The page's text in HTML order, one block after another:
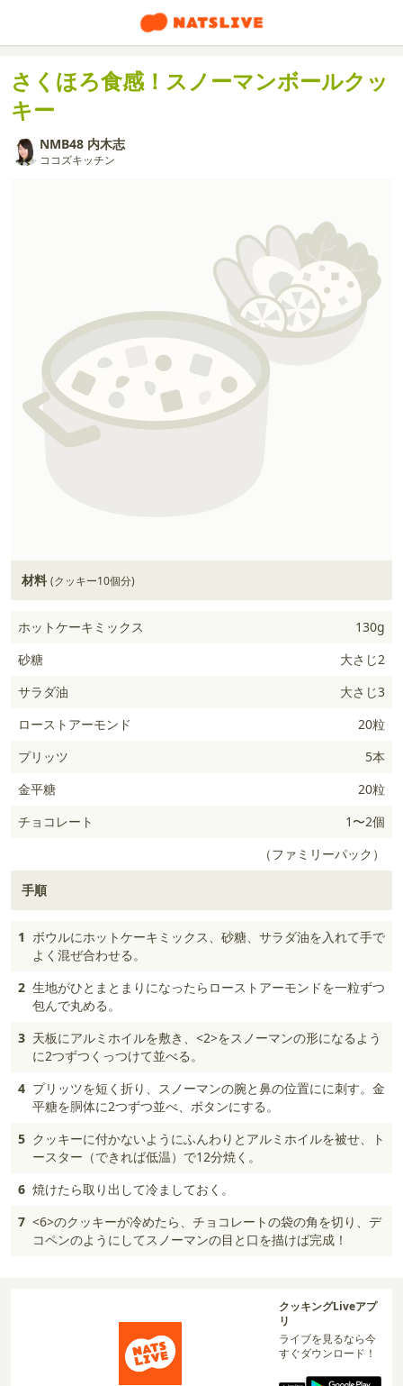
さくほろ食感！スノーマンボールクッ
キー
NMB48 内木志
ココズキッチン
材料 (クッキー10個分)
ホットケーキミックス
130g
砂糖
大さじ2
サラダ油
大さじ3
ローストアーモンド
20粒
プリッツ
5本
金平糖
20粒
チョコレート
1〜2個
（ファミリーパック）
手順
1 ボウルにホットケーキミックス、砂糖、サラダ油を入れて手で
よく混ぜ合わせる。
2 生地がひとまとまりになったらローストアーモンドを一粒ずつ
包んで丸める。
3 天板にアルミホイルを敷き、<2>をスノーマンの形になるよう
に2つずつくっつけて並べる。
4 プリッツを短く折り、スノーマンの腕と鼻の位置にに刺す。金
平糖を胴体に2つずつ並べ、ボタンにする。
5 クッキーに付かないようにふんわりとアルミホイルを被せ、ト
ースター（できれば低温）で12分焼く。
6 焼けたら取り出して冷ましておく。
7 <6>のクッキーが冷めたら、チョコレートの袋の角を切り、デ
コペンのようにしてスノーマンの目と口を描けば完成！
クッキングLiveアプ
リ
ライブを見るなら今
すぐダウンロード！